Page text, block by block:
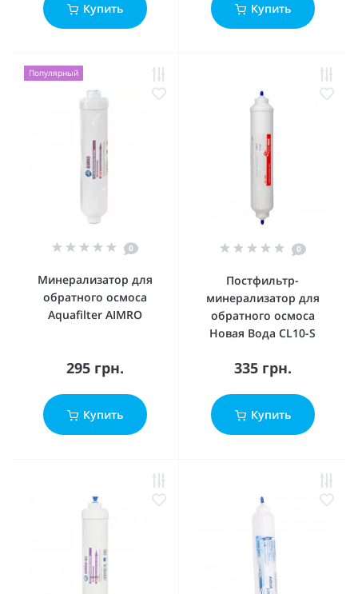
Купить Купить
Популярный
0
Минерализатор для
обратного осмоса
Aquafilter AIMRO
295 грн.
Купить
0
Постфильтр-
минерализатор для
обратного осмоса
Новая Вода CL10-S
335 грн.
Купить